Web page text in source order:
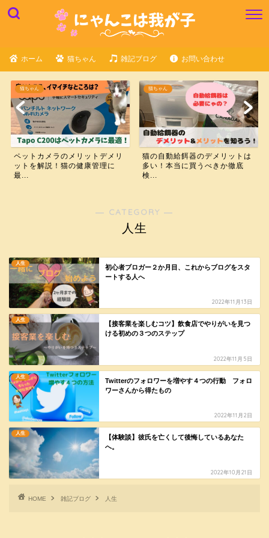
ホーム 猫ちゃん 雑記ブログ お問い合わせ
猫ちゃん
ペットカメラのメリットデメリ
ットを解説！猫の健康管理に
最...
猫ちゃん
猫の自動給餌器のデメリットは
多い！本当に買うべきか徹底
検...
― CATEGORY ―
人生
人生
初心者ブロガー２か月目、これからブログをスタ
ートする人へ
2022年11月13日
人生
【接客業を楽しむコツ】飲食店でやりがいを見つ
ける初めの３つのステップ
2022年11月5日
人生
Twitterのフォロワーを増やす４つの行動 フォロ
ワーさんから得たもの
2022年11月2日
人生
【体験談】彼氏を亡くして後悔しているあなた
へ。
2022年10月21日
HOME 雑記ブログ 人生